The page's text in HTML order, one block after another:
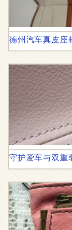
德州汽车真皮座
守护爱车与双重